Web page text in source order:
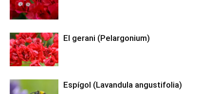
El gerani (Pelargonium)
Espígol (Lavandula angustifolia)